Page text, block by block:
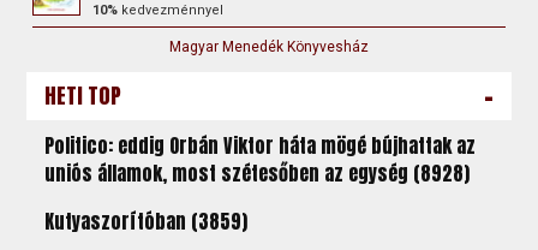
10% kedvezménnyel
Magyar Menedék Könyvesház
HETI TOP -
Politico: eddig Orbán Viktor háta mögé bújhattak az
uniós államok, most szétesőben az egység (8928)
Kutyaszorítóban (3859)